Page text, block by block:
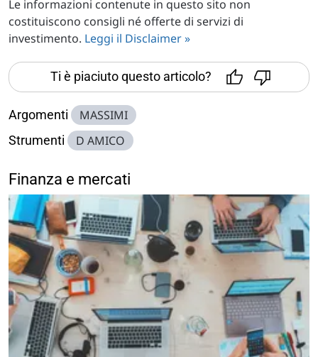
Le informazioni contenute in questo sito non
costituiscono consigli né offerte di servizi di
investimento. Leggi il Disclaimer »
Ti è piaciuto questo articolo?
Argomenti MASSIMI
Strumenti D AMICO
Finanza e mercati